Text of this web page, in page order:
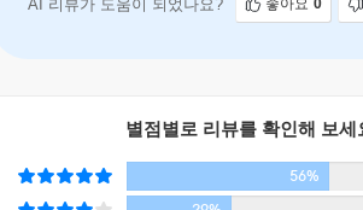
별점별로 리뷰를 확인해 보세